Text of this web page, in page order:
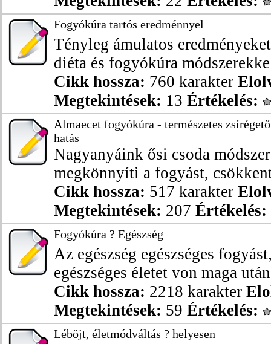
Fogyókúra tartós eredménnyel
Tényleg ámulatos
diéta és fogyókúra
Cikk hossza: 760 karakter
Megtekintések: 13 Értékelés:
Almaecet fogyókúra - természetes zsírégető
hatás
Nagyanyáink ősi csoda
megkönnyíti a fogyást,
Cikk hossza: 517 karakter
Megtekintések: 207 Értékelés:
Fogyókúra ? Egészség
Az egészség egészséges
egészséges életet von maga
Cikk hossza: 2218 karakter
Megtekintések: 59 Értékelés:
Léböjt, életmódváltás ? helyesen